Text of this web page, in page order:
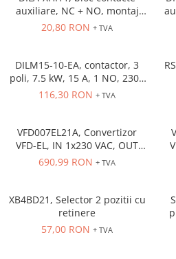
Cleme sir
Accesorii cleme
Cleme 2.5mm
Cleme 4mm
auxiliare, NC + NO, montaj
frontal
20,80 RON + TVA
DILM15-10-EA, contactor, 3
poli, 7.5 kW, 15 A, 1 NO, 230V
AC
116,30 RON + TVA
VFD007EL21A, Convertizor
VFD-EL, IN 1x230 VAC, OUT
3x230 VAC, 0.75 kW, 4.2 A,
inclus
690,99 RON + TVA
XB4BD21, Selector 2 pozitii cu
retinere
57,00 RON + TVA